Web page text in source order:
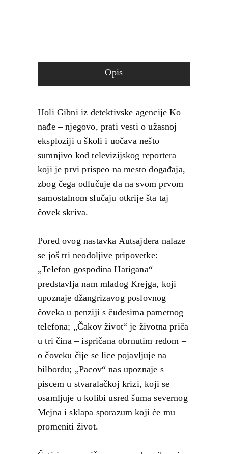
Opis
Holi Gibni iz detektivske agencije Ko
nađe – njegovo, prati vesti o užasnoj
eksploziji u školi i uočava nešto
sumnjivo kod televizijskog reportera
koji je prvi prispeo na mesto događaja,
zbog čega odlučuje da na svom prvom
samostalnom slučaju otkrije šta taj
čovek skriva.
Pored ovog nastavka Autsajdera nalaze
se još tri neodoljive pripovetke:
„Telefon gospodina Harigana“
predstavlja nam mladog Krejga, koji
upoznaje džangrizavog poslovnog
čoveka u penziji s čudesima pametnog
telefona; „Čakov život“ je životna priča
u tri čina – ispričana obrnutim redom –
o čoveku čije se lice pojavljuje na
bilbordu; „Pacov“ nas upoznaje s
piscem u stvaralačkoj krizi, koji se
osamljuje u kolibi usred šuma severnog
Mejna i sklapa sporazum koji će mu
promeniti život.